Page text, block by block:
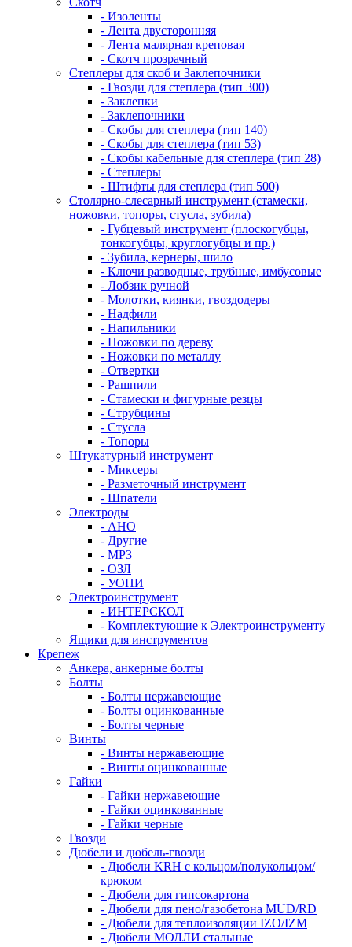
- Изоленты
- Лента двусторонняя
- Лента малярная креповая
- Скотч прозрачный
Степлеры для скоб и Заклепочники
- Гвозди для степлера (тип 300)
- Заклепки
- Заклепочники
- Скобы для степлера (тип 140)
- Скобы для степлера (тип 53)
- Скобы кабельные для степлера (тип 28)
- Степлеры
- Штифты для степлера (тип 500)
Столярно-слесарный инструмент (стамески,
ножовки, топоры, стусла, зубила)
- Губцевый инструмент (плоскогубцы,
тонкогубцы, круглогубцы и пр.)
- Зубила, кернеры, шило
- Ключи разводные, трубные, имбусовые
- Лобзик ручной
- Молотки, киянки, гвоздодеры
- Надфили
- Напильники
- Ножовки по дереву
- Ножовки по металлу
- Отвертки
- Рашпили
- Стамески и фигурные резцы
- Струбцины
- Стусла
- Топоры
Штукатурный инструмент
- Миксеры
- Разметочный инструмент
- Шпатели
Электроды
- АНО
- Другие
- МР3
- ОЗЛ
- УОНИ
Электроинструмент
- ИНТЕРСКОЛ
- Комплектующие к Электроинструменту
Ящики для инструментов
Крепеж
Анкера, анкерные болты
Болты
- Болты нержавеющие
- Болты оцинкованные
- Болты черные
Винты
- Винты нержавеющие
- Винты оцинкованные
Гайки
- Гайки нержавеющие
- Гайки оцинкованные
- Гайки черные
Гвозди
Дюбели и дюбель-гвозди
- Дюбели KRH с кольцом/полукольцом/
крюком
- Дюбели для гипсокартона
- Дюбели для пено/газобетона MUD/RD
- Дюбели для теплоизоляции IZO/IZM
- Дюбели МОЛЛИ стальные